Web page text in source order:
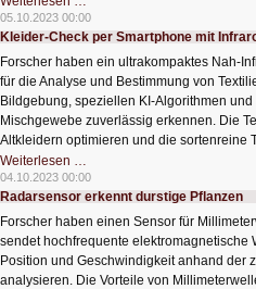
Intelligenz
Resultate
-
erklärbar
für
05.10.2023 00:00
Kleider-Check per Smartphone mit
Forscher haben ein ultrakompaktes Nah-
für die Analyse und Bestimmung von
Bildgebung, speziellen KI-Algorithmen
Mischgewebe zuverlässig erkennen. Die
Altkleidern optimieren und die sortenreine
Weiterlesen …
Check
per
Smartphone
Infrarot-
Spektrometer
04.10.2023 00:00
Radarsensor erkennt durstige Pflanzen
Forscher haben einen Sensor für
sendet hochfrequente elektromagnetische
Position und Geschwindigkeit anhand der
analysieren. Die Vorteile von